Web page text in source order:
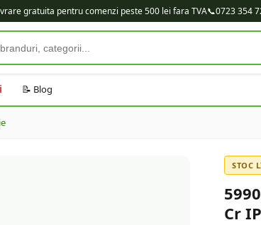
gratuita pentru comenzi peste 500 lei fara TVA📞0723 354
📝 Blog
STOC
Cr